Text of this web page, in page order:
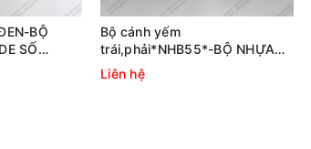
BỘ
SỐ
Bộ cánh yếm
trái,phải*NHB55*-BỘ NHỰA
WAVE BLADE SỐ TRẮNG ĐEN
THƯỜNG
Liên hệ